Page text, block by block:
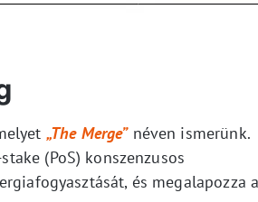
„The Merge”néven ismerünk.
(PoS) konszenzusos
és megalapozza